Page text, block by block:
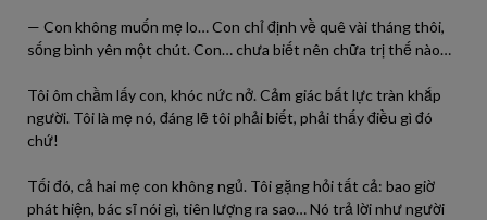
— Con không muốn mẹ lo… Con chỉ định về quê vài tháng thôi,
sống bình yên một chút. Con… chưa biết nên chữa trị thế nào…
Tôi ôm chầm lấy con, khóc nức nở. Cảm giác bất lực tràn khắp
người. Tôi là mẹ nó, đáng lẽ tôi phải biết, phải thấy điều gì đó
chứ!
Tối đó, cả hai mẹ con không ngủ. Tôi gặng hỏi tất cả: bao giờ
phát hiện, bác sĩ nói gì, tiên lượng ra sao… Nó trả lời như người